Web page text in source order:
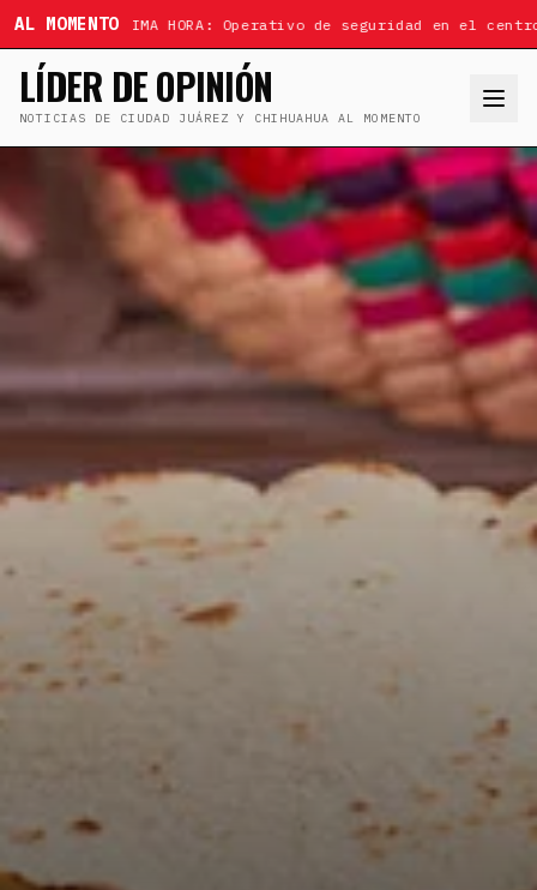
AL MOMENTOÚLTIMA HORA: Operativo de seguridad en el
LÍDER DE OPINIÓN
NOTICIAS DE CIUDAD JUÁREZ Y CHIHUAHUA AL MOMENTO